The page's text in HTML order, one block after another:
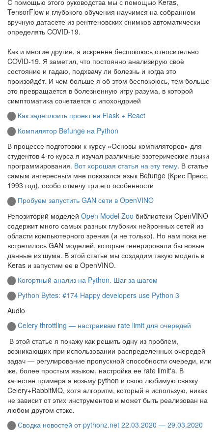
TensorFlow и глубокого обучения научимся на собранном
вручную датасете из рентгеновских снимков автоматически
определять COVID-19.
Как и многие другие, я искренне беспокоюсь относительно
COVID-19. Я заметил, что постоянно анализирую своё
состояние и гадаю, подхвачу ли болезнь и когда это
произойдёт. И чем больше я об этом беспокоюсь, тем больше
это превращается в болезненную игру разума, в которой
симптоматика сочетается с ипохондрией
Как задеплоить проект на Flask + React
Компилятор Befunge на Python
В процессе подготовки к курсу «Основы компиляторов» для
студентов 4-го курса я изучал различные эзотерические языки
программирования. Вот хорошая статья на эту тему. В статье
самым интересным мне показался язык Befunge (Крис Пресс,
1993 год), особо отмечу три его особенности
Пробуем запустить GAN сети в OpenVINO
Репозиторий моделей Open Model Zoo библиотеки OpenVINO
содержит много самых разных глубоких нейронных сетей из
области компьютерного зрения (и не только). Но нам пока не
встретилось GAN моделей, которые генерировали бы новые
данные из шума. В этой статье мы создадим такую модель в
Keras и запустим ее в OpenVINO.
Когортный анализ на Python. Шаг за шагом
Python Bytes: #174 Happy developers use Python 3
Audio
Celery throttling — настраивам rate limit для очередей
​ В этой статье я покажу как решить одну из проблем,
возникающих при использовании распределенных очередей
задач — регулирование пропускной способности очереди, или
же, более простым языком, настройка ее rate limit'a. В
качестве примера я возьму python и свою любимую связку
Celery+RabbitMQ, хотя алгоритм, который я использую, никак
не зависит от этих инструментов и может быть реализован на
любом другом стэке.
Сводка новостей от pythonz.net 22.03.2020 — 29.03.2020